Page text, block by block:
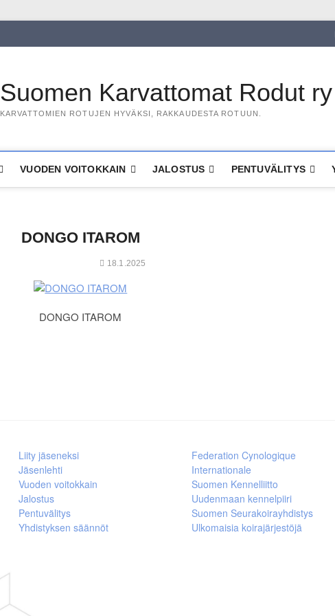
Suomen Karvattomat Rodut ry
KARVATTOMIEN ROTUJEN HYVÄKSI, RAKKAUDESTA ROTUUN.
VUODEN VOITOKKAIN JALOSTUS PENTUVÄLITYS
DONGO ITAROM
18.1.2025
DONGO ITAROM
Liity jäseneksi
Jäsenlehti
Vuoden voitokkain
Jalostus
Pentuvälitys
Yhdistyksen säännöt
Federation Cynologique
Internationale
Suomen Kennelliitto
Uudenmaan kennelpiiri
Suomen Seurakoirayhdistys
Ulkomaisia koirajärjestöjä